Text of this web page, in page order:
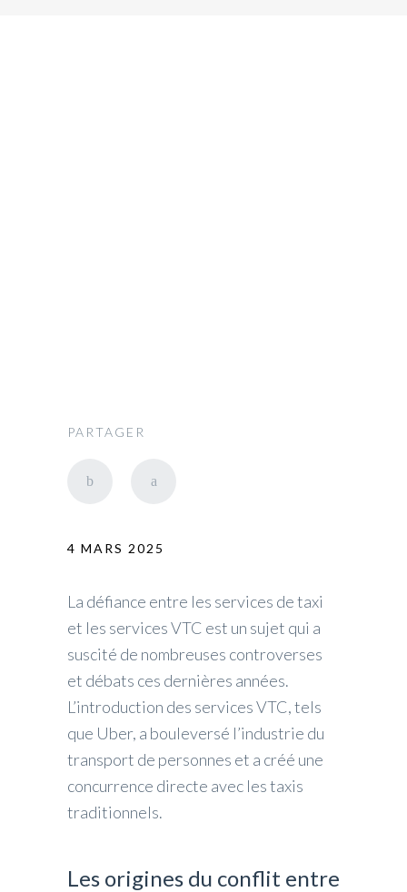
PARTAGER
4 MARS 2025
La défiance entre les services de taxi
et les services VTC est un sujet qui a
suscité de nombreuses controverses
et débats ces dernières années.
L’introduction des services VTC, tels
que Uber, a bouleversé l’industrie du
transport de personnes et a créé une
concurrence directe avec les taxis
traditionnels.
Les origines du conflit entre